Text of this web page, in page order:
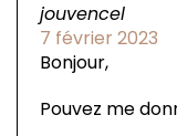
jouvencel
7 février 2023
Bonjour,
Pouvez me